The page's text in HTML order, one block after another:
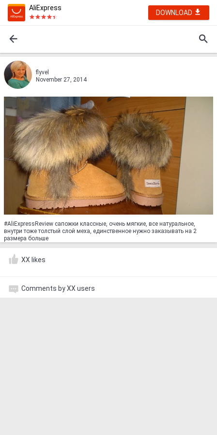
AliExpress
DOWNLOAD
flyvel
November 27, 2014
#AliExpressReview сапожки классные, очень мягкие, все натуральное,
внутри тоже толстый слой меха, единственное нужно заказывать на 2
размера больше
XX likes
Comments by XX users